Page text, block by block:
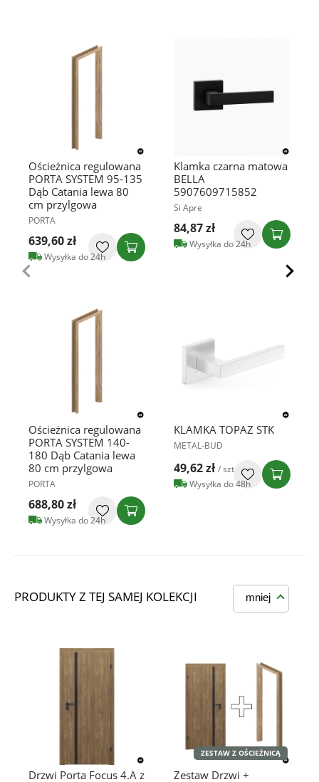
Ościeżnica regulowana
PORTA SYSTEM 95-135
Dąb Catania lewa 80
cm przylgowa
PORTA
639,60 zł
Wysyłka do 24h
Ościeżnica regulowana
PORTA SYSTEM 140-
180 Dąb Catania lewa
80 cm przylgowa
PORTA
688,80 zł
Wysyłka do 24h
Klamka czarna matowa
BELLA
5907609715852
Si Apre
84,87 zł
Wysyłka do 24h
KLAMKA TOPAZ STK
METAL-BUD
49,62 zł / szt
Wysyłka do 48h
PRODUKTY Z TEJ SAMEJ KOLEKCJI mniej
Drzwi Porta Focus 4.A z
ZESTAW Z OŚCIEŻNICĄ
Zestaw Drzwi +